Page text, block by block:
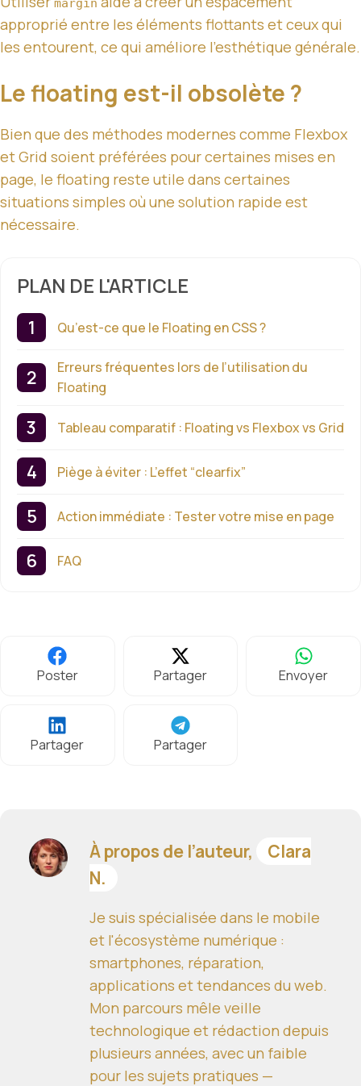
margin
approprié entre les éléments flottants et ceux qui
les entourent, ce qui améliore l’esthétique générale.
Le floating est-il obsolète ?
Bien que des méthodes modernes comme Flexbox
et Grid soient préférées pour certaines mises en
page, le floating reste utile dans certaines
situations simples où une solution rapide est
nécessaire.
PLAN DE L'ARTICLE
Qu’est-ce que le Floating en CSS ?
Erreurs fréquentes lors de l’utilisation du
Floating
Tableau comparatif : Floating vs Flexbox vs Grid
Piège à éviter : L’effet “clearfix”
Action immédiate : Tester votre mise en page
FAQ
Poster Partager Envoyer
Partager Partager
À propos de l’auteur,
Clara
N.
Je suis spécialisée dans le mobile
et l'écosystème numérique :
smartphones, réparation,
applications et tendances du web.
Mon parcours mêle veille
technologique et rédaction depuis
plusieurs années, avec un faible
pour les sujets pratiques —